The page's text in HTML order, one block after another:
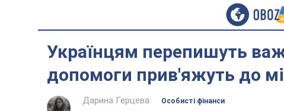
Українцям перепишуть
допомоги прив'яжуть до
Дарина Герцева
Особисті фінанси